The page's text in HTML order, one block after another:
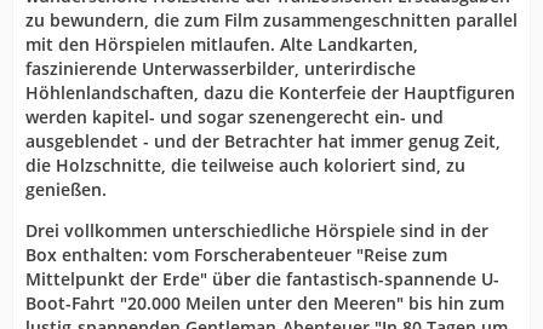
zu bewundern, die zum Film zusammengeschnitten parallel
mit den Hörspielen mitlaufen. Alte Landkarten,
faszinierende Unterwasserbilder, unterirdische
Höhlenlandschaften, dazu die Konterfeie der Hauptfiguren
werden kapitel- und sogar szenengerecht ein- und
ausgeblendet - und der Betrachter hat immer genug Zeit,
die Holzschnitte, die teilweise auch koloriert sind, zu
genießen.
Drei vollkommen unterschiedliche Hörspiele sind in der
Box enthalten: vom Forscherabenteuer "Reise zum
Mittelpunkt der Erde" über die fantastisch-spannende U-
Boot-Fahrt "20.000 Meilen unter den Meeren" bis hin zum